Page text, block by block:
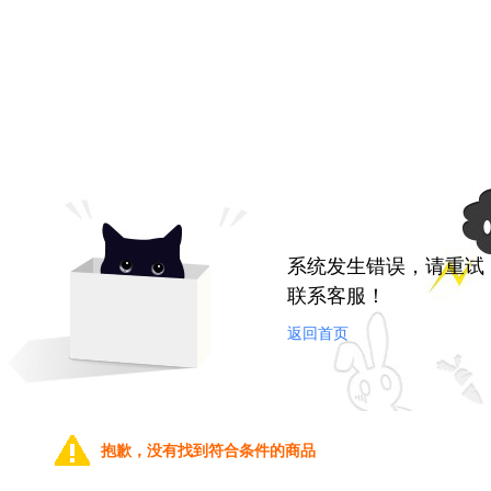
系统发生错误，请重
联系客服！
返回首页
抱歉，没有找到符合条件的商品